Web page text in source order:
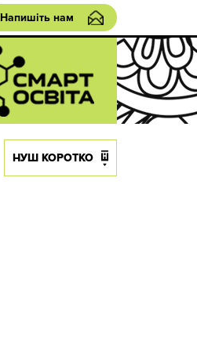
Напишіть нам
НУШ КОРОТКО